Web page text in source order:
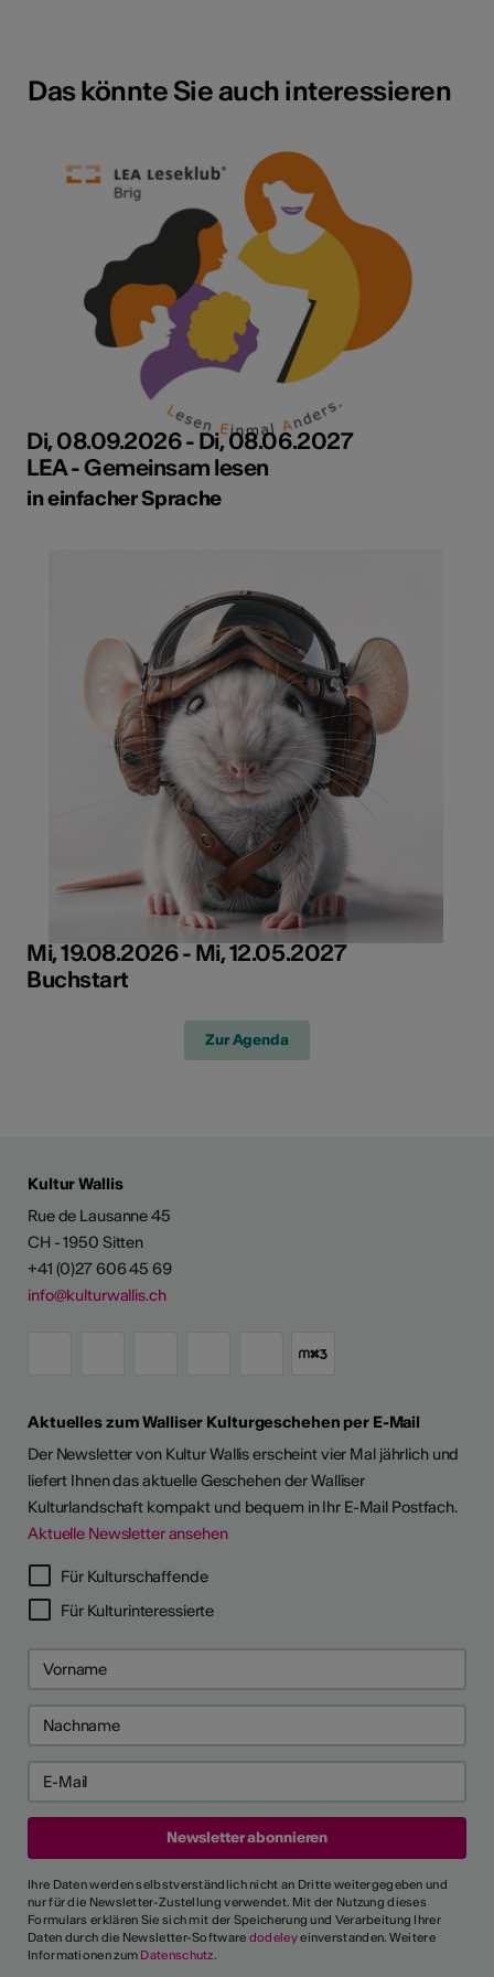
Das könnte Sie auch interessieren
Di, 08.09.2026 - Di, 08.06.2027
LEA - Gemeinsam lesen
in einfacher Sprache
Mi, 19.08.2026 - Mi, 12.05.2027
Buchstart
Zur Agenda
Kultur Wallis
Rue de Lausanne 45
CH - 1950 Sitten
+41 (0)27 606 45 69
info@kulturwallis.ch
Aktuelles zum Walliser Kulturgeschehen per E-Mail
Der Newsletter von Kultur Wallis erscheint vier Mal jährlich und
liefert Ihnen das aktuelle Geschehen der Walliser
Kulturlandschaft kompakt und bequem in Ihr E-Mail Postfach.
Aktuelle Newsletter ansehen
Für Kulturschaffende
Für Kulturinteressierte
Ihre Daten werden selbstverständlich nicht an Dritte weitergegeben und
nur für die Newsletter-Zustellung verwendet. Mit der Nutzung dieses
Formulars erklären Sie sich mit der Speicherung und Verarbeitung Ihrer
Daten durch die Newsletter-Software dodeleyeinverstanden. Weitere
Informationen zum Datenschutz.